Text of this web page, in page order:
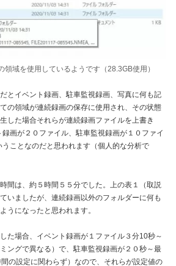
領域を使用しているようです（28.3GB使用）
とイベント録画、駐車監視録画、写真に何も記
の領域が連続録画の保存に使用され、その状態
した場合それらが連続録画ファイルを上書き
画が２０ファイル、駐車監視録画が１０ファイ
ことなのだと思われます（個人的な分析で
間は、約５時間５５分でした。上の表１（取説
いましたが、連続録画以外のフォルダーに何も
うになったと思われます。
た場合、イベント録画が１ファイル３分10秒～
ングで異なる）で、駐車監視録画が２０秒～最
の設定に関わらず）なので、それらが設定値の